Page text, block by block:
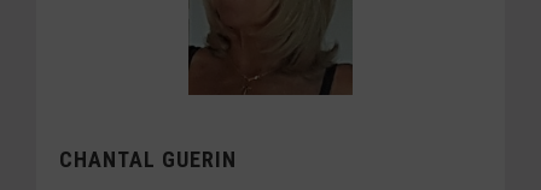
CHANTAL GUERIN